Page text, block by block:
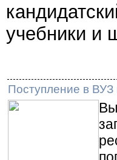
учебники и
Поступление в